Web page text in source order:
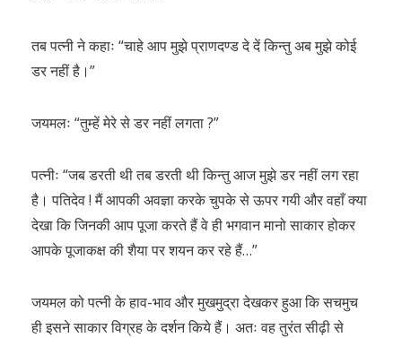
तब पत्नी ने कहाः “चाहे आप मुझे प्राणदण्ड दे दें किन्तु अब मुझे कोई
डर नहीं है।”
जयमलः “तुम्हें मेरे से डर नहीं लगता ?”
पत्नीः “जब डरती थी तब डरती थी किन्तु आज मुझे डर नहीं लग रहा
है। पतिदेव ! मैं आपकी अवज्ञा करके चुपके से ऊपर गयी और वहाँ क्या
देखा कि जिनकी आप पूजा करते हैं वे ही भगवान मानो साकार होकर
आपके पूजाकक्ष की शैया पर शयन कर रहे हैं…”
जयमल को पत्नी के हाव-भाव और मुखमुद्रा देखकर हुआ कि सचमुच
ही इसने साकार विग्रह के दर्शन किये हैं। अतः वह तुरंत सीढ़ी से